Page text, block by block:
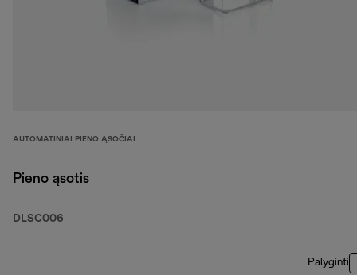
AUTOMATINIAI PIENO ĄSOČIAI
Pieno ąsotis
DLSC006
Palyginti